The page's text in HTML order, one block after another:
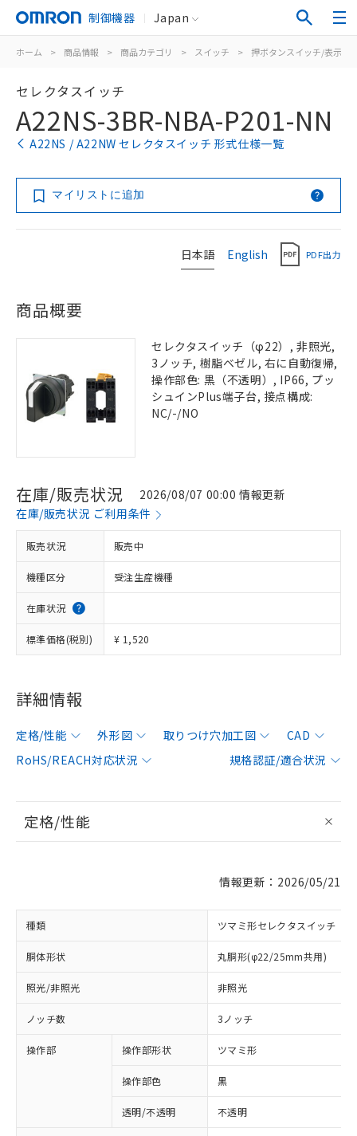
制御機器 Japan
ホーム > 商品情報 > 商品カテゴリ > スイッチ > 押ボタンスイッチ/表示灯
セレクタスイッチ
A22NS-3BR-NBA-P201-NN
A22NS / A22NW セレクタスイッチ 形式仕様一覧
マイリストに追加
日本語 English PDF出力
商品概要
セレクタスイッチ（φ22）, 非照光,
3ノッチ, 樹脂ベゼル, 右に自動復帰,
操作部色: 黒（不透明）, IP66, プッ
シュインPlus端子台, 接点構成:
NC/-/NO
在庫/販売状況
2026/08/07 00:00 情報更新
在庫/販売状況 ご利用条件
販売状況 販売中
機種区分 受注生産機種
在庫状況
標準価格(税別) ¥ 1,520
詳細情報
定格/性能 外形図 取りつけ穴加工図
CAD
RoHS/REACH対応状況
規格認証/適合状況
定格/性能
情報更新：2026/05/21
種類 ツマミ形セレクタスイッチ
胴体形状 丸胴形(φ22/25mm共用)
照光/非照光 非照光
ノッチ数 3ノッチ
操作部 操作部形状 ツマミ形
操作部色 黒
透明/不透明 不透明